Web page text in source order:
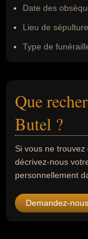
Date des
Lieu de
Type de
Que
Butel ?
Si vous ne trouvez
décrivez-nous
personnellement
Demandez-nous